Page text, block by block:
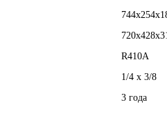
R410A
1/4 x 3/8
3 года